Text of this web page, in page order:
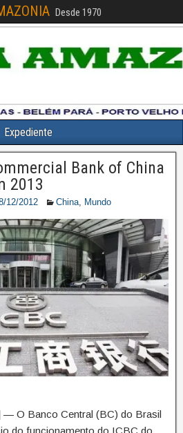
Desde 1970
Expediente
Bank of China
2013
12/2012 China, Mundo
— O Banco Central (BC) do Brasil
do funcionamento do ICBC do